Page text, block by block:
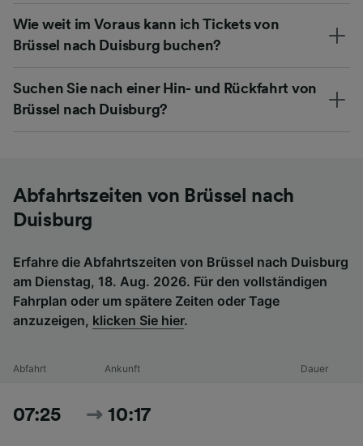
Wie weit im Voraus kann ich Tickets von
Brüssel nach Duisburg buchen?
Suchen Sie nach einer Hin- und Rückfahrt von
Brüssel nach Duisburg?
Abfahrtszeiten von Brüssel nach
Duisburg
Erfahre die Abfahrtszeiten von Brüssel nach Duisburg
am Dienstag, 18. Aug. 2026. Für den vollständigen
Fahrplan oder um spätere Zeiten oder Tage
anzuzeigen, klicken Sie hier.
Abfahrt Ankunft Dauer
07:25 10:17